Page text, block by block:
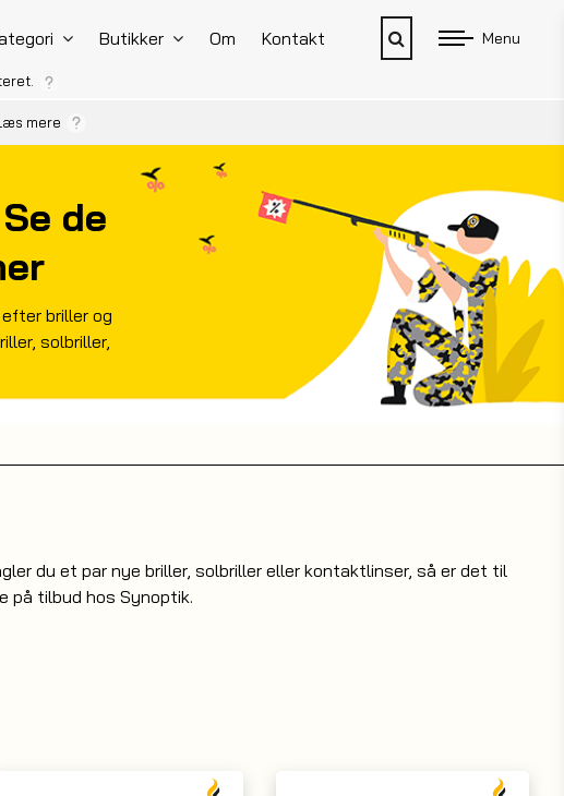
Butikker Om Kontakt Menu
mere
de
briller og
solbriller,
du et par nye briller, solbriller eller kontaktlinser, så er det til
på tilbud hos Synoptik.